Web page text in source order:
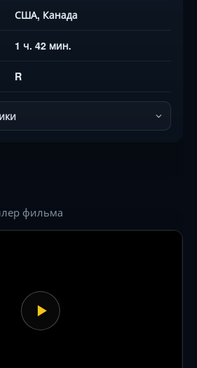
США, Канада
1 ч. 42 мин.
R
фильма